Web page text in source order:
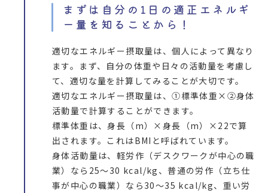
まずは自分の1日の適正エネルギ
ー量を知ることから！
適切なエネルギー摂取量は、個人によって異なり
ます。まず、自分の体重や日々の活動量を考慮し
て、適切な量を計算してみることが大切です。
適切なエネルギー摂取量は、①標準体重×②身体
活動量で計算することができます。
標準体重は、身長（m）×身長（m）×22で算
出されます。これはBMIと呼ばれています。
身体活動量は、軽労作（デスクワークが中心の職
業）なら25～30 kcal/kg、普通の労作（立ち仕
事が中心の職業）なら30～35 kcal/kg、重い労